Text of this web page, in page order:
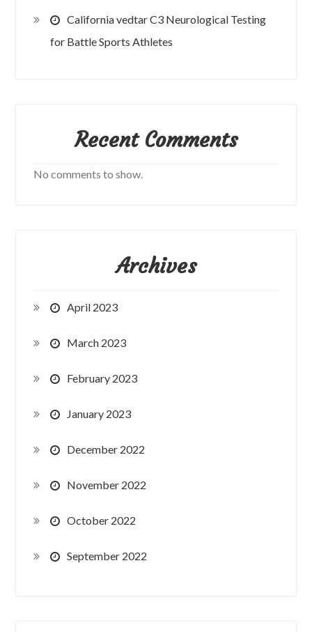
California vedtar C3 Neurological Testing
for Battle Sports Athletes
Recent Comments
No comments to show.
Archives
April 2023
March 2023
February 2023
January 2023
December 2022
November 2022
October 2022
September 2022